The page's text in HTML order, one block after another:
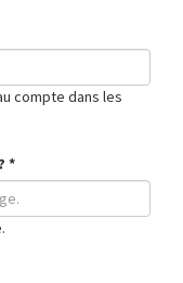
compte dans les
*